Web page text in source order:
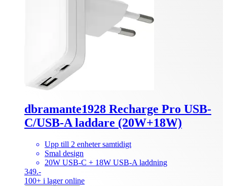
dbramante1928 Recharge Pro USB-
C/USB-A laddare (20W+18W)
Upp till 2 enheter samtidigt
Smal design
20W USB-C + 18W USB-A laddning
349.-
100+ i lager online